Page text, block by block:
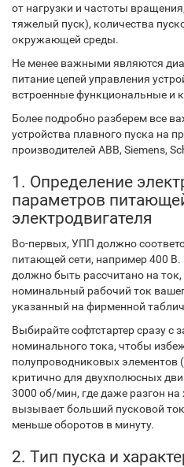
от нагрузки и частоты
тяжелый пуск), количества
окружающей среды.
Не менее важными являются
питание цепей управления
встроенные функциональные и
Более подробно разберем все
устройства плавного пуска на
производителей ABB, Siemens,
1. Определение
параметров
электродвигателя
Во-первых, УПП должно
питающей сети, например 400 В.
должно быть рассчитано на
номинальный рабочий ток
указанный на фирменной
Выбирайте софтстартер сразу с
номинального тока, чтобы
полупроводниковых элементов
критично для двухполюсных
3000 об/мин, где даже разгон на
вызывает больший пусковой
меньше оборотов в минуту.
2. Тип пуска и